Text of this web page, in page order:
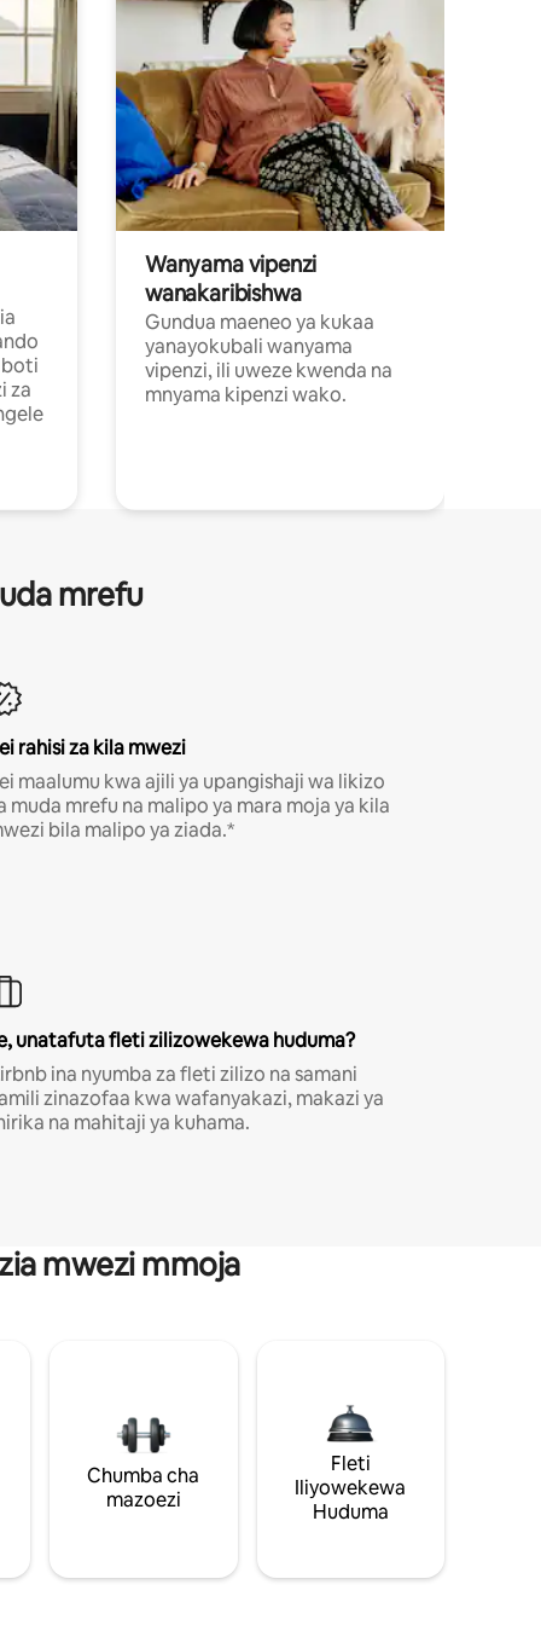
boti
za
Wanyama vipenzi
wanakaribishwa
Gundua maeneo ya kukaa
yanayokubali wanyama
vipenzi, ili uweze kwenda na
mnyama kipenzi wako.
mrefu
rahisi za kila mwezi
maalumu kwa ajili ya upangishaji wa likizo
muda mrefu na malipo ya mara moja ya kila
bila malipo ya ziada.*
unatafuta fleti zilizowekewa huduma?
ina nyumba za fleti zilizo na samani
zinazofaa kwa wafanyakazi, makazi ya
na mahitaji ya kuhama.
mwezi mmoja
Chumba cha
mazoezi
Fleti
Iliyowekewa
Huduma